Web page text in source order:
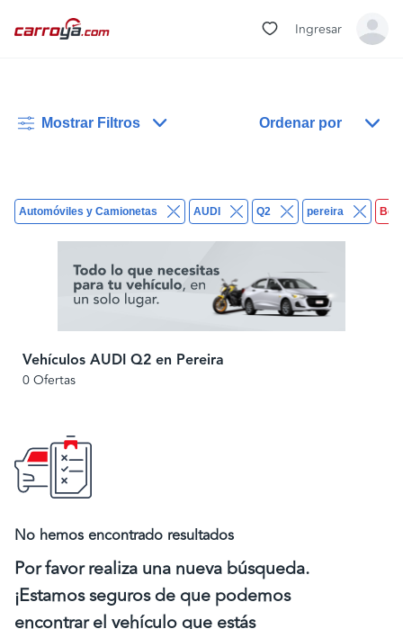
Ingresar
Mostrar Filtros Ordenar por
Automóviles y Camionetas AUDI Q2 pereira
Vehículos AUDI Q2 en Pereira
0 Ofertas
No hemos encontrado resultados
Por favor realiza una nueva búsqueda.
¡Estamos seguros de que podemos
encontrar el vehículo que estás